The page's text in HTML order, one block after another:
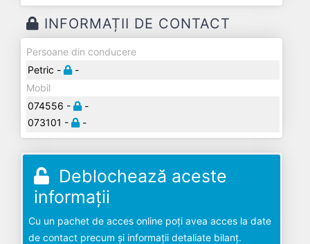
INFORMAȚII DE CONTACT
Persoane din conducere
Petric -
-
Mobil
074556 -
-
073101 -
-
Deblochează aceste
informații
Cu un pachet de acces online poți avea acces la date
de contact precum și informații detaliate bilanț.